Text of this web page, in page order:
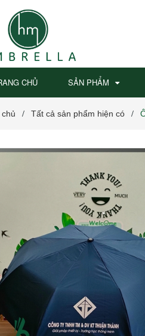
CHỦ SẢN PHẨM
/ Tất cả sản phẩm hiện có /